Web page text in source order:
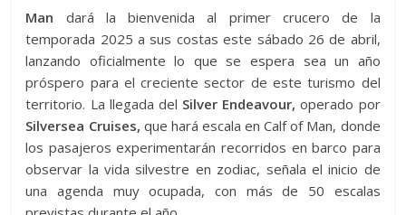
Man dará la bienvenida al primer crucero de la
temporada 2025 a sus costas este sábado 26 de abril,
lanzando oficialmente lo que se espera sea un año
próspero para el creciente sector de este turismo del
territorio. La llegada del Silver Endeavour, operado por
Silversea Cruises, que hará escala en Calf of Man, donde
los pasajeros experimentarán recorridos en barco para
observar la vida silvestre en zodiac, señala el inicio de
una agenda muy ocupada, con más de 50 escalas